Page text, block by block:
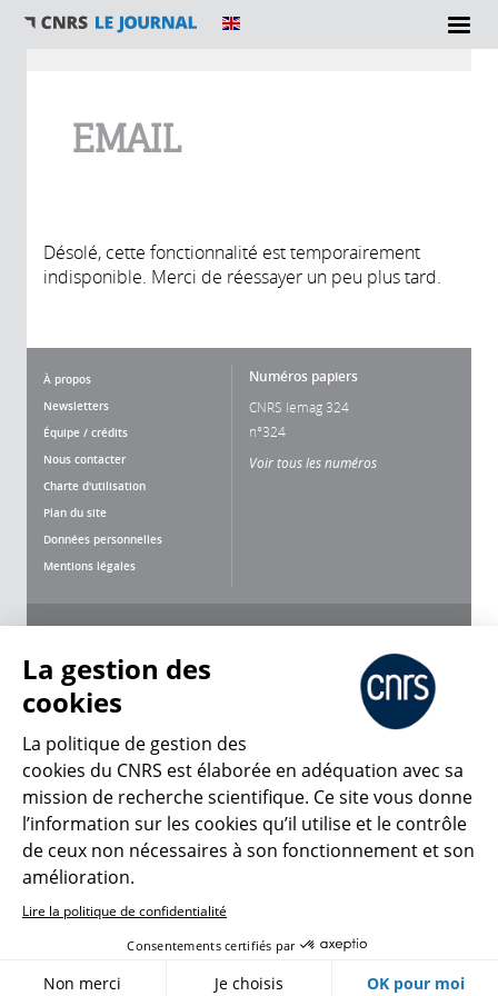
EMAIL
Désolé, cette fonctionnalité est temporairement
indisponible. Merci de réessayer un peu plus tard.
À propos
Newsletters
Équipe / crédits
Nous contacter
Charte d'utilisation
Plan du site
Données personnelles
Mentions légales
Numéros papiers
CNRS lemag 324
n°324
Voir tous les numéros
CNRS Le Mag
© 2026, CNRS
Créer un compte Se connecter
Gestion des cookies
La gestion des
cookies
La politique de gestion des
cookies du CNRS est élaborée en adéquation avec sa
mission de recherche scientifique. Ce site vous donne
l’information sur les cookies qu’il utilise et le contrôle
de ceux non nécessaires à son fonctionnement et son
amélioration.
Lire la politique de confidentialité
Consentements certifiés par
Non merci Je choisis OK pour moi